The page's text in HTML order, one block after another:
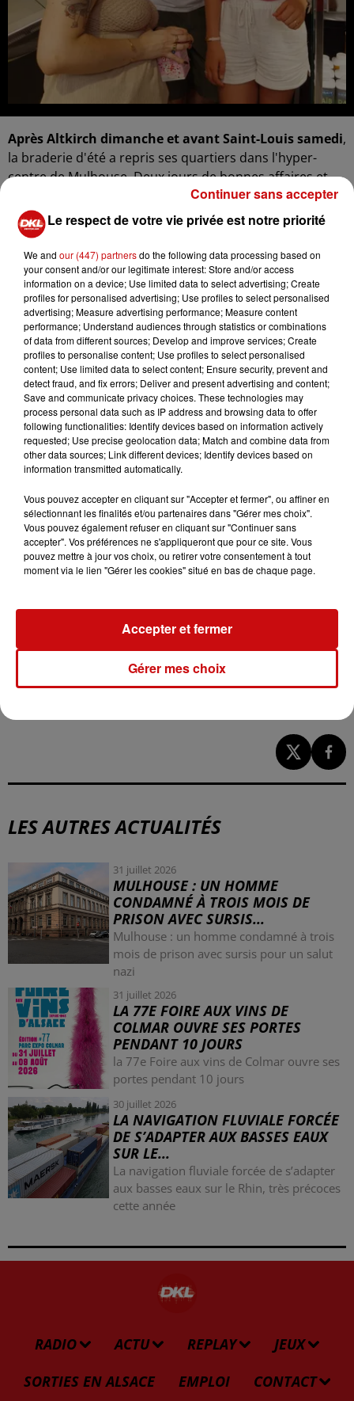
Après Altkirch dimanche et avant Saint-Louis samedi,
la braderie d'été a repris ses quartiers dans l'hyper-
centre de Mulhouse. Deux jours de bonnes affaires et
d'animations, aujourd'hui et demain. Mais la première
journée va subir encore une chaleur écrasante.
En période de canicule, on consomme différemment.
Marc Wurtzest un commerçant historique du marché
de Mulhouse. Il vend de la volaille, des œufs, des
fromages et autres produits laitiers sous la halle. Le
bâtiment n'est pas climatisé mais ventilé. C'est déjà ça...
"Ce n'est pas un handicap, mais c'est une période qui est
plus sensible. Il faut qu'on s'adapte, nous aussi les
commerçants et dans notre offre de produits et aussi notre
façon de travailler sur ces moments particuliers, on vents
moins de pièces entières, par exemple, moins de produits
qui sont cuisinés en sauce, mais plus de tout ce qui est grillé,
barbecue ou plancha ou même à la poêle. on vend des
saucissons, des brochettes, on vend des petites escalopes,
etc. Oui, on essaye de garder le sourire. Voilà. On sait que la
chaleur, parfois, ça a tendance à nous ramollir un petit peu,
mais il ne faut pas que le cerveau soit ramolli."
Depuis la fin des travaux du secteur Roosevelt, le
marché de Mulhouse semble plus proche du centre ville.
Interview
LES AUTRES ACTUALITÉS
31 juillet 2026
MULHOUSE : UN HOMME
CONDAMNÉ À TROIS MOIS DE
PRISON AVEC SURSIS...
Mulhouse : un homme condamné à trois
mois de prison avec sursis pour un salut
nazi
31 juillet 2026
LA 77E FOIRE AUX VINS DE
COLMAR OUVRE SES PORTES
PENDANT 10 JOURS
la 77e Foire aux vins de Colmar ouvre ses
portes pendant 10 jours
30 juillet 2026
LA NAVIGATION FLUVIALE FORCÉE
DE S’ADAPTER AUX BASSES EAUX
SUR LE...
La navigation fluviale forcée de s’adapter
aux basses eaux sur le Rhin, très précoces
cette année
RADIO ACTU REPLAY
JEUX
SORTIES EN ALSACE
EMPLOI CONTACT
Le respect de votre vie privée est notre priorité
We and our (447) partnersdo the following data processing based on
your consent and/or our legitimate interest: Store and/or access
information on a device; Use limited data to select advertising; Create
profiles for personalised advertising; Use profiles to select personalised
advertising; Measure advertising performance; Measure content
performance; Understand audiences through statistics or combinations
of data from different sources; Develop and improve services; Create
profiles to personalise content; Use profiles to select personalised
content; Use limited data to select content; Ensure security, prevent and
detect fraud, and fix errors; Deliver and present advertising and content;
Save and communicate privacy choices. These technologies may
process personal data such as IP address and browsing data to offer
following functionalities: Identify devices based on information actively
requested; Use precise geolocation data; Match and combine data from
other data sources; Link different devices; Identify devices based on
information transmitted automatically.
Vous pouvez accepter en cliquant sur "Accepter et fermer", ou affiner en
sélectionnant les finalités et/ou partenaires dans "Gérer mes choix".
Vous pouvez également refuser en cliquant sur "Continuer sans
accepter". Vos préférences ne s'appliqueront que pour ce site. Vous
pouvez mettre à jour vos choix, ou retirer votre consentement à tout
moment via le lien "Gérer les cookies" situé en bas de chaque page.
Gérer mes choix
Accepter et fermer
Continuer sans accepter